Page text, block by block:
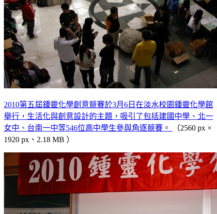
2010第五屆鍾靈化學創意競賽於3月6日在淡水校園鍾靈化學館
舉行，生活化與創意設計的主題，吸引了包括建國中學、北一
女中、台南一中等546位高中學生參與角逐競賽。
（2560 px ×
1920 px、2.18 MB ）